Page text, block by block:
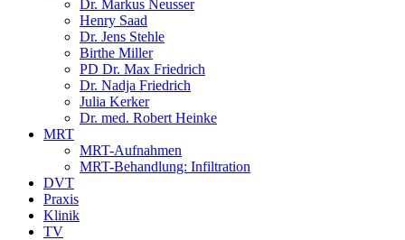
Dr. Markus Neusser
Henry Saad
Dr. Jens Stehle
Birthe Miller
PD Dr. Max Friedrich
Dr. Nadja Friedrich
Julia Kerker
Dr. med. Robert Heinke
MRT
MRT-Aufnahmen
MRT-Behandlung: Infiltration
DVT
Praxis
Klinik
TV